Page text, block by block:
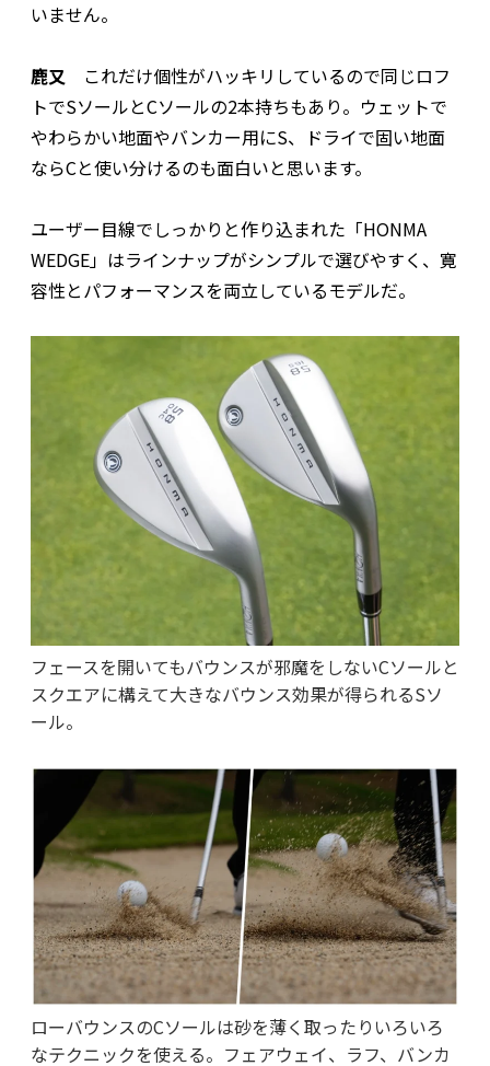
いません。
鹿又 これだけ個性がハッキリしているので同じロフ
トでSソールとCソールの2本持ちもあり。ウェットで
やわらかい地面やバンカー用にS、ドライで固い地面
ならCと使い分けるのも面白いと思います。
ユーザー目線でしっかりと作り込まれた「HONMA
WEDGE」はラインナップがシンプルで選びやすく、寛
容性とパフォーマンスを両立しているモデルだ。
フェースを開いてもバウンスが邪魔をしないCソールと
スクエアに構えて大きなバウンス効果が得られるSソ
ール。
ローバウンスのCソールは砂を薄く取ったりいろいろ
なテクニックを使える。フェアウェイ、ラフ、バンカ